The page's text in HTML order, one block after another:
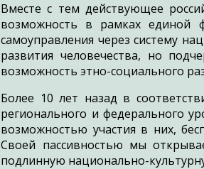
Вместе с тем действующее
возможность в рамках единой
самоуправления через систему
развития человечества, но
возможность этно-социального
Более 10 лет назад в
регионального и федерального
возможностью участия в них,
Своей пассивностью мы
подлинную национально-